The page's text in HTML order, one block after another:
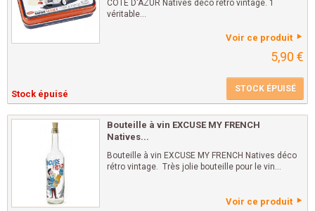
CÔTE D'AZUR Natives déco rétro vintage. 1
véritable...
Voir ce produit
5,90 €
Stock épuisé STOCK ÉPUISÉ
Bouteille à vin EXCUSE MY FRENCH
Natives...
Bouteille à vin EXCUSE MY FRENCH Natives déco
rétro vintage. Très jolie bouteille pour le vin...
Voir ce produit